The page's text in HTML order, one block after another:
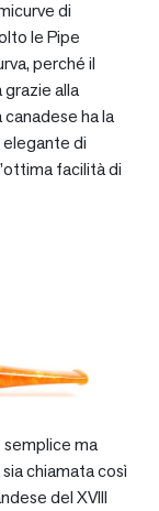
di
le Pipe
perché il
alla
ha la
di
facilità di
semplice ma
chiamata così
del XVIII